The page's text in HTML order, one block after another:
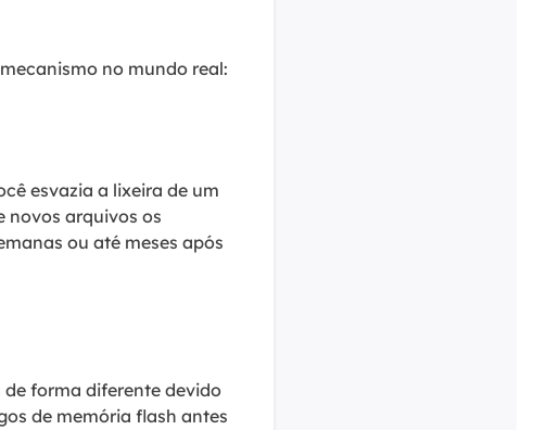
no mundo real:
esvazia a lixeira de um
novos arquivos os
ou até meses após
de forma diferente devido
de memória flash antes